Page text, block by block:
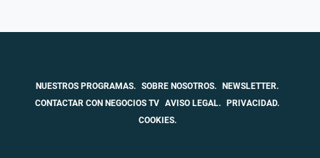
NUESTROS PROGRAMAS. SOBRE NOSOTROS. NEWSLETTER.
CONTACTAR CON NEGOCIOS TV AVISO LEGAL. PRIVACIDAD.
COOKIES.